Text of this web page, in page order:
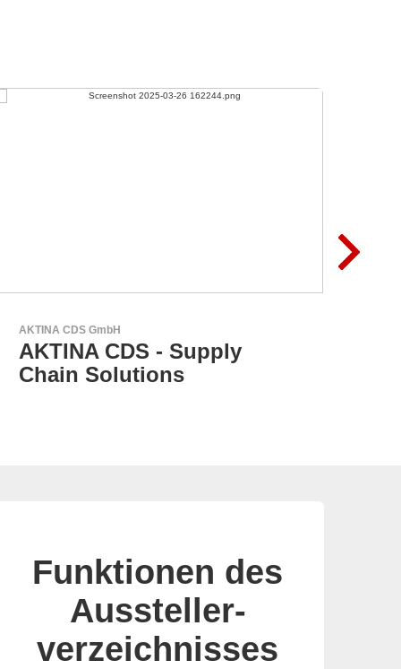
LEMO Elektronik GmbH
Original Push-Pull-
Connector – Made in
Funktionen des
Aussteller-
verzeichnisses